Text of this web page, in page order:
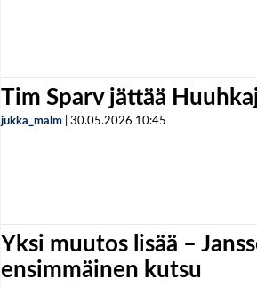
Tim Sparv jättää
jukka_malm 30.05.2026 10:45
Yksi muutos lisää –
ensimmäinen kutsu